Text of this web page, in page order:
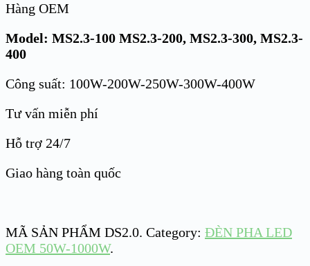
Hàng OEM
Model: MS2.3-100 MS2.3-200, MS2.3-300, MS2.3-
400
Công suất: 100W-200W-250W-300W-400W
Tư vấn miễn phí
Hỗ trợ 24/7
Giao hàng toàn quốc
MÃ SẢN PHẨM DS2.0. Category: ĐÈN PHA LED
OEM 50W-1000W.